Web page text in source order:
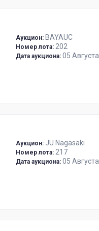
Аукцион: BAYAUC
Номер лота: 202
Дата аукциона: 05 Августа
Аукцион: JU Nagasaki
Номер лота: 217
Дата аукциона: 05 Августа